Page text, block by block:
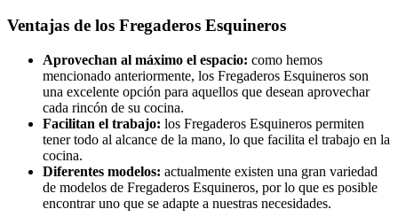
Ventajas de los Fregaderos Esquineros
Aprovechan al máximo el espacio: como hemos
mencionado anteriormente, los Fregaderos Esquineros son
una excelente opción para aquellos que desean aprovechar
cada rincón de su cocina.
Facilitan el trabajo: los Fregaderos Esquineros permiten
tener todo al alcance de la mano, lo que facilita el trabajo en la
cocina.
Diferentes modelos: actualmente existen una gran variedad
de modelos de Fregaderos Esquineros, por lo que es posible
encontrar uno que se adapte a nuestras necesidades.